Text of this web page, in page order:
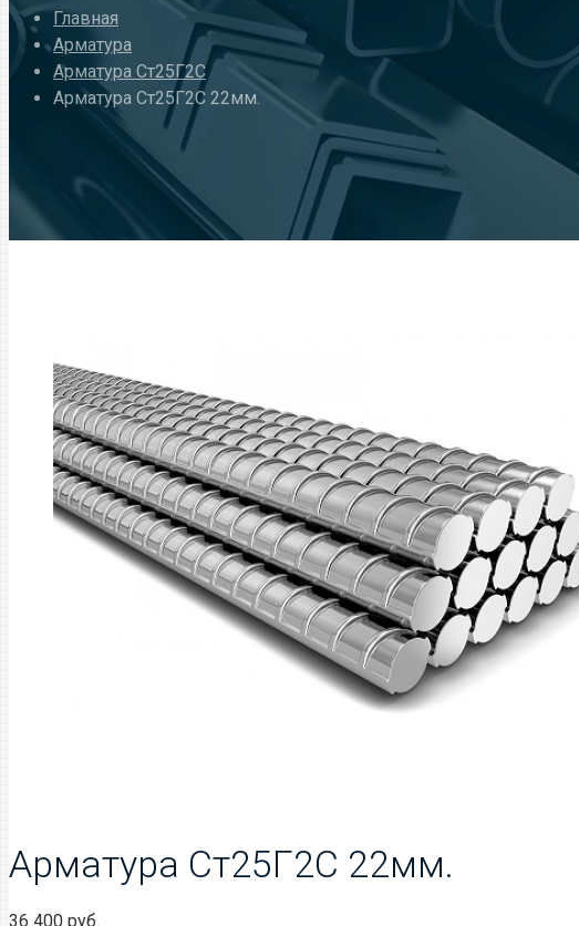
Главная
Арматура
Арматура Ст25Г2С
Арматура Ст25Г2С 22мм.
Арматура Ст25Г2С 22мм.
36 400 руб.